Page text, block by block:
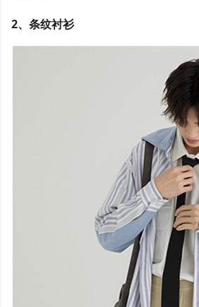
2、条纹衬衫